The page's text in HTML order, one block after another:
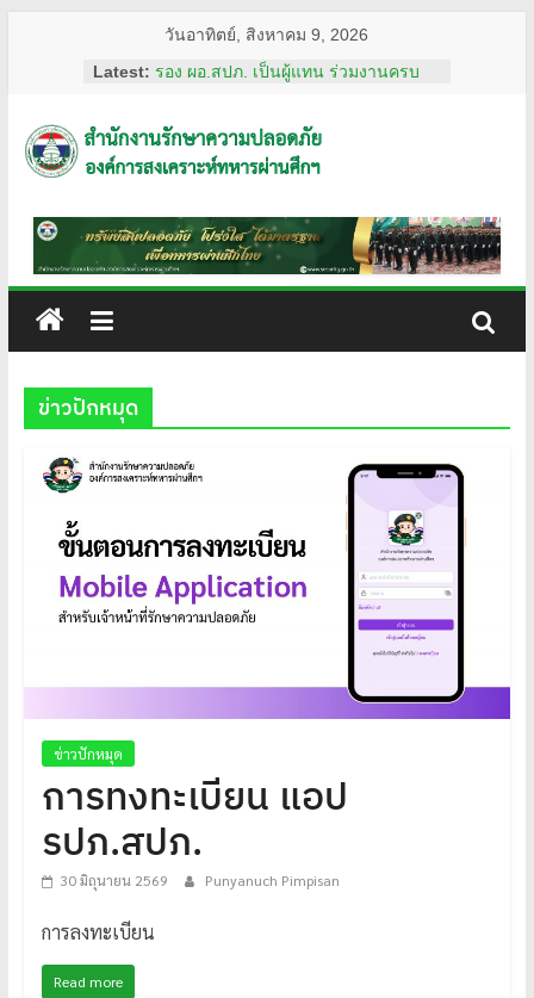
วันอาทิตย์, สิงหาคม 9, 2026
Latest: ผอ.สปภ. และ เจ้าหน้าที่จาก สำนักงาน
รักษาความปลอดภัย ตรวจเยี่ยมการ
ณ สวนวชิรเบญจทัศ (สวนรถไฟ)
รอง ผอ.สปภ. เป็นผู้แทน ร่วมงานครบ
ผอ.สปภ. เดินทางตรวจเยี่ยมเจ้าหน้าที่
รปภ. ณ ศูนย์การแพทย์ปัญญานันทภิกขุ
ชลประทาน มหาวิทยาลัย
เลขานุการ อผศ. และคุณปริศนา กล่ำ
สำนักงาน
รักษา
ความ
ปลอดภัย
อผศ.
ทรัพย์สิน
ปลอดภัย
โปร่งใส
มาตรฐาน
ข่าวปักหมุด
ข่าวปักหมุด
การทงทะเบียน แอป
รปภ.สปภ.
30 มิถุนายน 2569 Punyanuch Pimpisan
การลงทะเบียน
Read more